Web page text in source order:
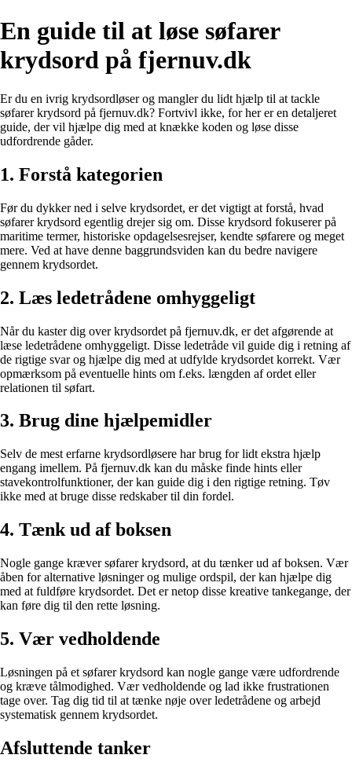
En guide til at løse søfarer
krydsord på fjernuv.dk
Er du en ivrig krydsordløser og mangler du lidt hjælp til at tackle
søfarer krydsord på fjernuv.dk? Fortvivl ikke, for her er en detaljeret
guide, der vil hjælpe dig med at knække koden og løse disse
udfordrende gåder.
1. Forstå kategorien
Før du dykker ned i selve krydsordet, er det vigtigt at forstå, hvad
søfarer krydsord egentlig drejer sig om. Disse krydsord fokuserer på
maritime termer, historiske opdagelsesrejser, kendte søfarere og meget
mere. Ved at have denne baggrundsviden kan du bedre navigere
gennem krydsordet.
2. Læs ledetrådene omhyggeligt
Når du kaster dig over krydsordet på fjernuv.dk, er det afgørende at
læse ledetrådene omhyggeligt. Disse ledetråde vil guide dig i retning af
de rigtige svar og hjælpe dig med at udfylde krydsordet korrekt. Vær
opmærksom på eventuelle hints om f.eks. længden af ordet eller
relationen til søfart.
3. Brug dine hjælpemidler
Selv de mest erfarne krydsordløsere har brug for lidt ekstra hjælp
engang imellem. På fjernuv.dk kan du måske finde hints eller
stavekontrolfunktioner, der kan guide dig i den rigtige retning. Tøv
ikke med at bruge disse redskaber til din fordel.
4. Tænk ud af boksen
Nogle gange kræver søfarer krydsord, at du tænker ud af boksen. Vær
åben for alternative løsninger og mulige ordspil, der kan hjælpe dig
med at fuldføre krydsordet. Det er netop disse kreative tankegange, der
kan føre dig til den rette løsning.
5. Vær vedholdende
Løsningen på et søfarer krydsord kan nogle gange være udfordrende
og kræve tålmodighed. Vær vedholdende og lad ikke frustrationen
tage over. Tag dig tid til at tænke nøje over ledetrådene og arbejd
systematisk gennem krydsordet.
Afsluttende tanker